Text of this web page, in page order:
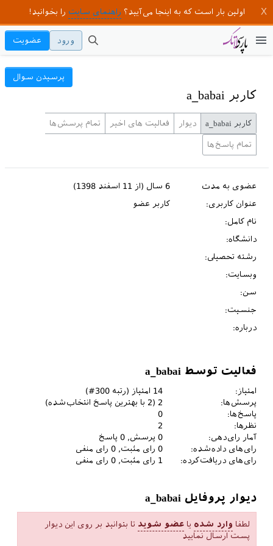
اولین بار است که به اینجا می‌آیید؟ راهنمای سایت را بخوانید!
ورود عضویت
کاربر a_babai
پرسیدن سوال
کاربر a_babai دیوار فعالیت های اخیر تمام پرسش‌ها
تمام پاسخ‌ها
عضوی به مدت
6 سال (از 11 اسفند 1398)
عنوان کاربری:
کاربر عضو
نام کامل:
دانشگاه:
رشته تحصیلی:
وبسایت:
سن:
جنسیت:
درباره:
فعالیت توسط a_babai
امتیاز: 14 امتیاز (رتبه300
#)
پرسش‌ها:
2
(
2 با بهترین پاسخ انتخاب‌شده)
پاسخ‌ها:
0
نظرها:
2
آمار رای‌دهی:
0 پرسش,0 پاسخ
رای‌های داده‌شده:
0 رای مثبت,0 رای منفی
رای‌های دریافت‌کرده:
1 رای مثبت,0 رای منفی
دیوار پروفایل a_babai
لطفا وارد شده یاعضو شوید تا بتوانید بر روی این دیوار
پست ارسال نمایید